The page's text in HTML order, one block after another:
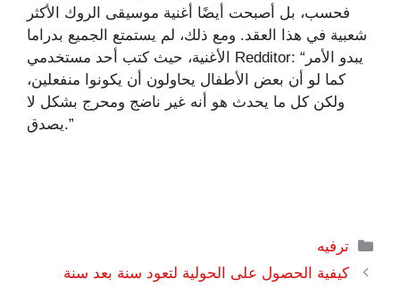
فحسب، بل أصبحت أيضًا أغنية موسيقى الروك الأكثر
شعبية في هذا العقد. ومع ذلك، لم يستمتع الجميع بدراما
الأغنية، حيث كتب أحد مستخدمي Redditor: “يبدو الأمر
كما لو أن بعض الأطفال يحاولون أن يكونوا منفعلين،
ولكن كل ما يحدث هو أنه غير ناضج ومحرج بشكل لا
يصدق.”
التصنيفات
ترفيه
كيفية الحصول على الحولية لتعود سنة بعد سنة